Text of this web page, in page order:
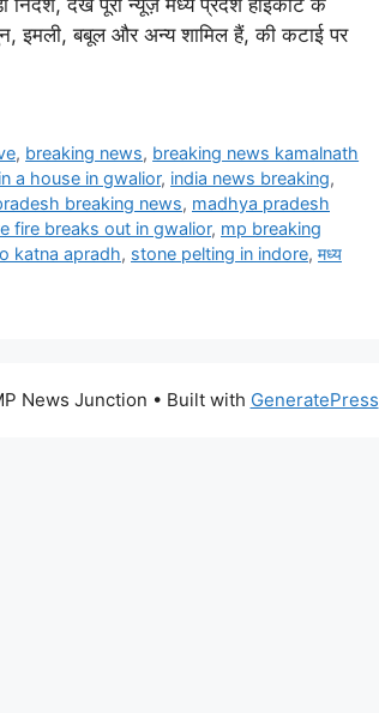
इमली, बबूल और अन्य शामिल हैं, की कटाई पर
, breaking news, breaking news kamalnath
a house in gwalior, india news breaking,
breaking news, madhya pradesh
fire breaks out in gwalior, mp breaking
katna apradh, stone pelting in indore, मध्य
News Junction • Built with GeneratePress